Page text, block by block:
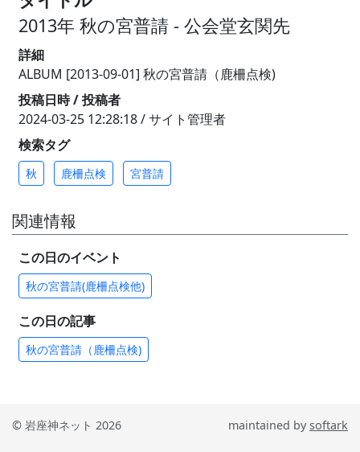
2013年 秋の宮普請 - 公会堂玄関先
詳細
ALBUM [2013-09-01] 秋の宮普請（鹿柵点検)
投稿日時 / 投稿者
2024-03-25 12:28:18 / サイト管理者
検索タグ
秋 鹿柵点検 宮普請
関連情報
この日のイベント
秋の宮普請(鹿柵点検他)
この日の記事
秋の宮普請（鹿柵点検)
© 岩座神ネット 2026 maintained bysoftark